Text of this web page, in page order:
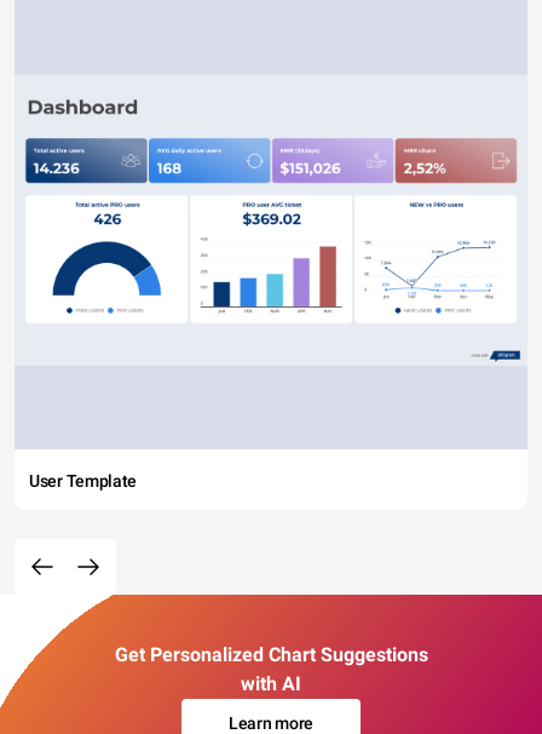
User Template
Get Personalized Chart Suggestions
with AI
Learn more